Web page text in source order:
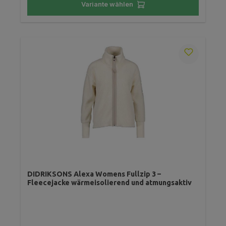
Variante wählen
DIDRIKSONS Alexa Womens Fullzip 3 –
Fleecejacke wärmeisolierend und atmungsaktiv